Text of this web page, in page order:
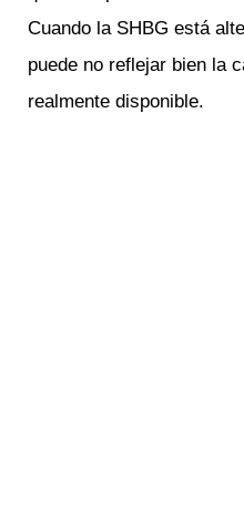
Cuando la SHBG está
puede no reflejar bien la
realmente disponible.